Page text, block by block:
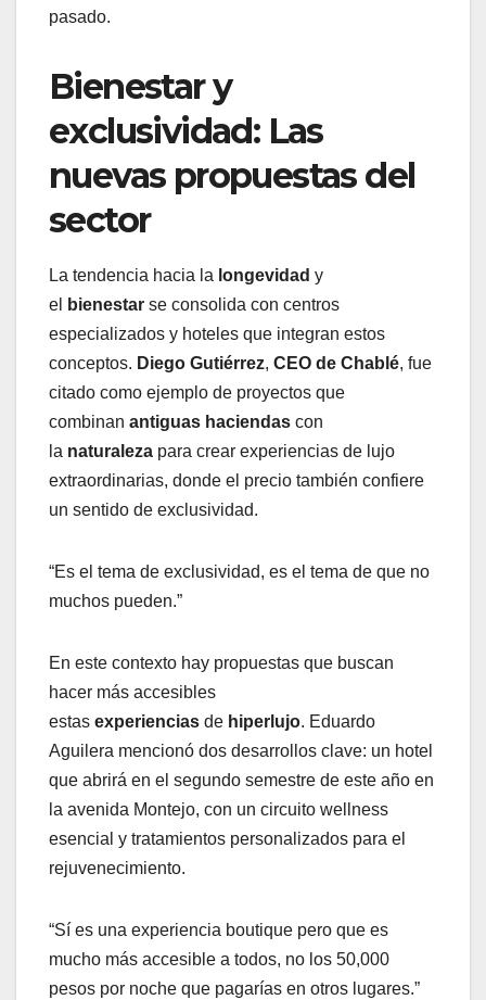
pasado.
Bienestar y
exclusividad: Las
nuevas propuestas del
sector
La tendencia hacia la longevidad y
el
bienestar se consolida con centros
especializados y hoteles que integran estos
conceptos. Diego Gutiérrez, CEO de Chablé, fue
citado como ejemplo de proyectos que
combinan antiguas haciendas con
la naturaleza para crear experiencias de lujo
extraordinarias, donde el precio también confiere
un sentido de exclusividad.
“Es el tema de exclusividad, es el tema de que no
muchos pueden.”
En este contexto hay propuestas que buscan
hacer más accesibles
estas experiencias de hiperlujo. Eduardo
Aguilera mencionó dos desarrollos clave: un hotel
que abrirá en el segundo semestre de este año en
la avenida Montejo, con un circuito wellness
esencial y tratamientos personalizados para el
rejuvenecimiento.
“Sí es una experiencia boutique pero que es
mucho más accesible a todos, no los 50,000
pesos por noche que pagarías en otros lugares.”